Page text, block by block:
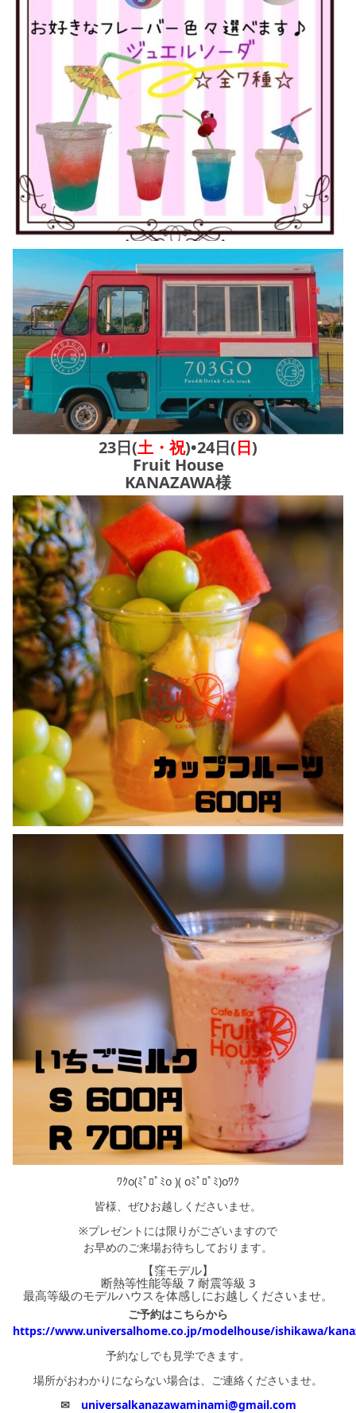
23日(土・祝)•24日(日)
Fruit House
KANAZAWA様
ﾜｸo(ﾐﾟﾛﾟﾐo )( oﾐﾟﾛﾟﾐ)oﾜｸ
皆様、ぜひお越しくださいませ。
※プレゼントには限りがございますので
お早めのご来場お待ちしております。
【窪モデル】
断熱等性能等級 7 耐震等級 3
最高等級のモデルハウスを体感しにお越しくださいませ。
ご予約はこちらから
https://www.universalhome.co.jp/modelhouse/ishikawa/
予約なしでも見学できます。
場所がおわかりにならない場合は、ご連絡くださいませ。
✉ universalkanazawaminami@gmail.com